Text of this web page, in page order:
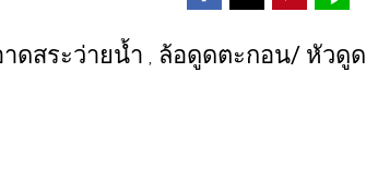
ดสระว่ายน้ำ
ล้อดูดตะกอน/ หัวดูด